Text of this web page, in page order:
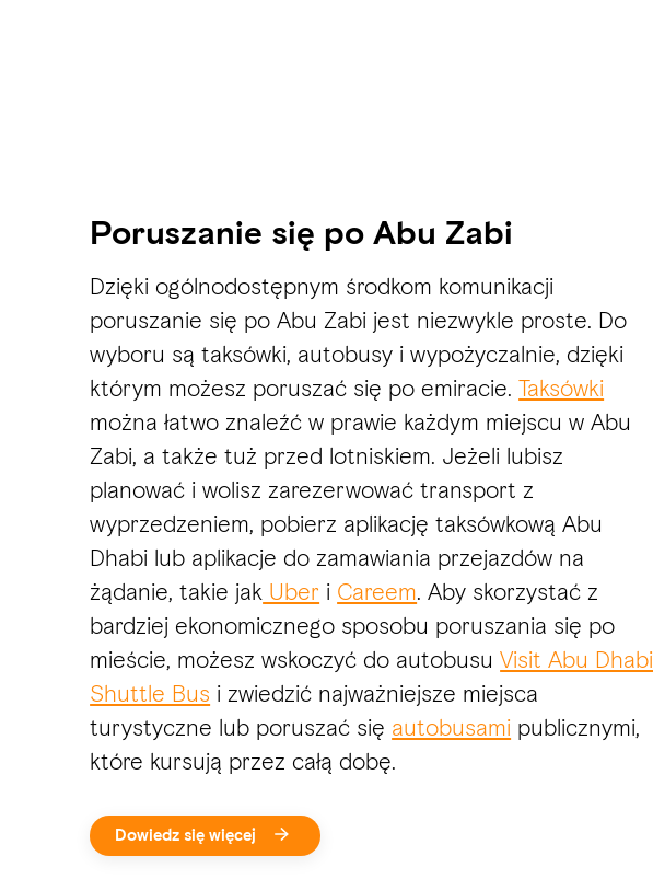
Poruszanie się po Abu Zabi
Dzięki ogólnodostępnym środkom komunikacji
poruszanie się po Abu Zabi jest niezwykle proste. Do
wyboru są taksówki, autobusy i wypożyczalnie, dzięki
którym możesz poruszać się po emiracie.Taksówki
można łatwo znaleźć w prawie każdym miejscu w Abu
Zabi, a także tuż przed lotniskiem. Jeżeli lubisz
planować i wolisz zarezerwować transport z
wyprzedzeniem, pobierz aplikację taksówkową Abu
Dhabi lub aplikacje do zamawiania przejazdów na
żądanie, takie jak Uber i Careem. Aby skorzystać z
bardziej ekonomicznego sposobu poruszania się po
mieście, możesz wskoczyć do autobusuVisit Abu Dhabi
Shuttle Bus i zwiedzić najważniejsze miejsca
turystyczne lub poruszać się autobusami publicznymi,
które kursują przez całą dobę.
Dowiedz się więcej